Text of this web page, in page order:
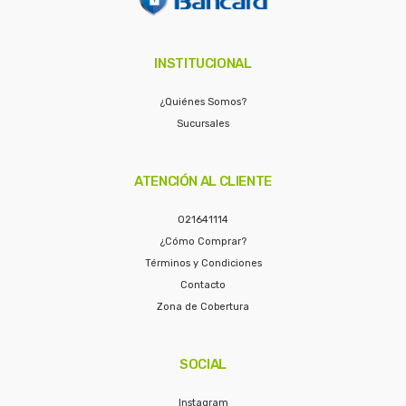
INSTITUCIONAL
¿Quiénes Somos?
Sucursales
ATENCIÓN AL CLIENTE
021641114
¿Cómo Comprar?
Términos y Condiciones
Contacto
Zona de Cobertura
SOCIAL
Instagram